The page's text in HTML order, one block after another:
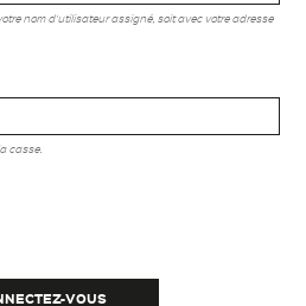
nom d'utilisateur assigné, soit avec votre adresse
casse.